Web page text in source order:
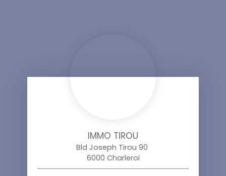
IMMO TIROU
Bld Joseph Tirou 90
6000 Charleroi